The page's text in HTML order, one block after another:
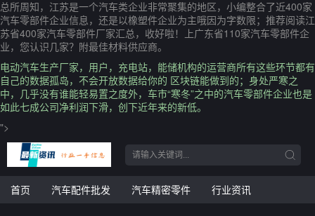
总所周知，江苏是一个汽车类企业非常聚集的地区，小编整合了近400家
汽车零部件企业信息，还是以橡塑件企业为主哦因为字数限；推荐阅读江
苏省400家汽车零部件厂家汇总，收好啦！上广东省110家汽车零部件企
业，您认识几家？附最佳材料供应商。
电动汽车生产厂家，用户，充电站，能储机构的运营商所有这些环节都有
自己的数据孤岛，不会开放数据给你的 区块链能做到的；身处严寒之
中，几乎没有谁能轻易置之度外，车市“寒冬”之中的汽车零部件企业也是
如此七成公司净利润下滑，创下近年来的新低。
">
首页 汽车配件批发 汽车精密零件 行业资讯